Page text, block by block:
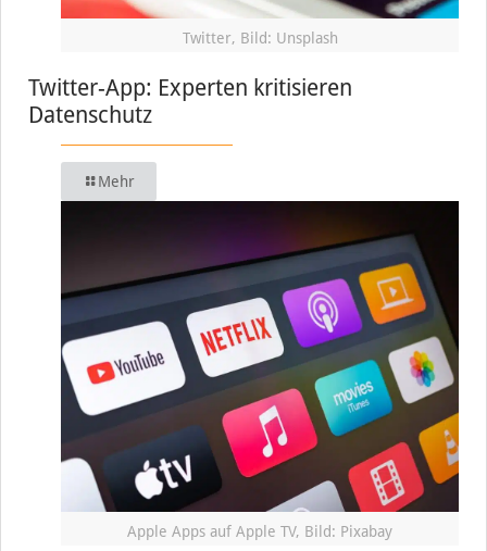
Twitter, Bild: Unsplash
Twitter-App: Experten kritisieren
Datenschutz
Mehr
Apple Apps auf Apple TV, Bild: Pixabay